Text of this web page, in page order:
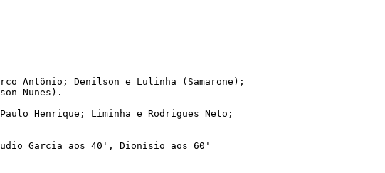
Antônio; Denilson e Lulinha (Samarone);
Nunes).
Henrique; Liminha e Rodrigues Neto;
Garcia aos 40', Dionísio aos 60'